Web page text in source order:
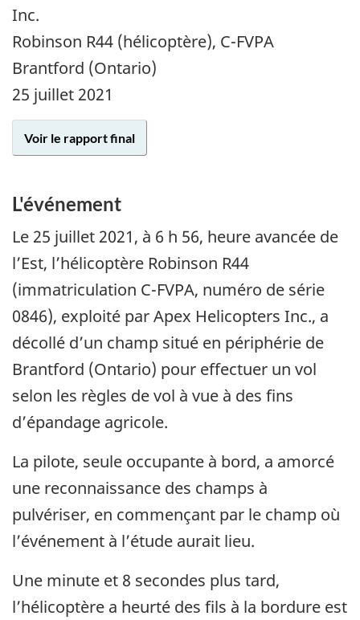
Inc.
Robinson R44 (hélicoptère), C-FVPA
Brantford (Ontario)
25 juillet 2021
Voir le rapport final
L'événement
Le 25 juillet 2021, à 6 h 56, heure avancée de
l’Est, l’hélicoptère Robinson R44
(immatriculation C-FVPA, numéro de série
0846), exploité par Apex Helicopters Inc., a
décollé d’un champ situé en périphérie de
Brantford (Ontario) pour effectuer un vol
selon les règles de vol à vue à des fins
d’épandage agricole.
La pilote, seule occupante à bord, a amorcé
une reconnaissance des champs à
pulvériser, en commençant par le champ où
l’événement à l’étude aurait lieu.
Une minute et 8 secondes plus tard,
l’hélicoptère a heurté des fils à la bordure est